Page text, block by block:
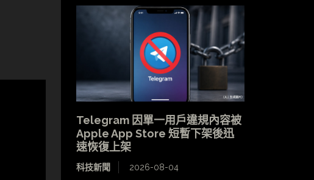
Telegram 因單一用戶違規內容被
Apple App Store 短暫下架後迅
速恢復上架
科技新聞 2026-08-04